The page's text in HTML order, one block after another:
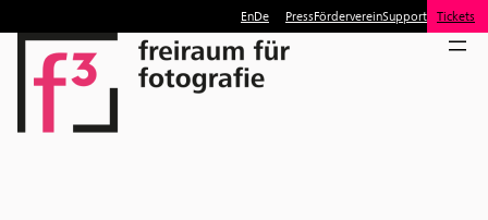
EnDe PressFördervereinSupport Tickets